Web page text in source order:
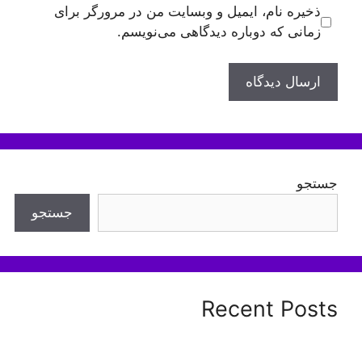
ذخیره نام، ایمیل و وبسایت من در مرورگر برای
زمانی که دوباره دیدگاهی می‌نویسم.
جستجو
جستجو
Recent Posts